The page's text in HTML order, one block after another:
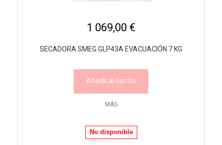
1 069,00 €
SECADORA SMEG GLP43A EVACUACIÓN 7 KG
Añadir al carrito
MÁS
No disponible